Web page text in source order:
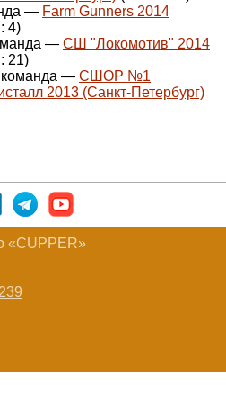
— Farm Gunners 2014
4)
— СШ "Локомотив" 2014
21)
— СШОР №1
2013 (Санкт-Петербург)
«CUPPER»